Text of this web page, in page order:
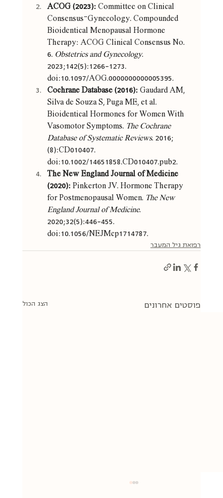
ACOG (2023): Committee on Clinical
Consensus–Gynecology. Compounded
Bioidentical Menopausal Hormone
Therapy: ACOG Clinical Consensus No.
6. Obstetrics and Gynecology.
2023;142(5):1266-1273.
doi:10.1097/AOG.0000000000005395.
Cochrane Database (2016): Gaudard AM,
Silva de Souza S, Puga ME, et al.
Bioidentical Hormones for Women With
Vasomotor Symptoms. The Cochrane
Database of Systematic Reviews. 2016;
(8):CD010407.
doi:10.1002/14651858.CD010407.pub2.
The New England Journal of Medicine
(2020): Pinkerton JV. Hormone Therapy
for Postmenopausal Women. The New
England Journal of Medicine.
2020;32(5):446-455.
doi:10.1056/NEJMcp1714787.
רפואת גיל המעבר
פוסטים אחרונים הצג הכול